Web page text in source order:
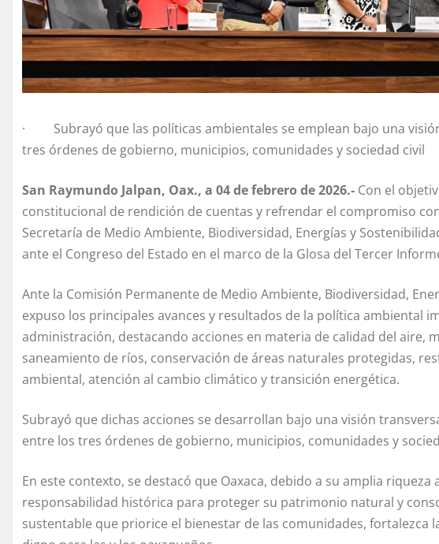
· Subrayó que las políticas ambientales se emplean bajo una
tres órdenes de gobierno, municipios, comunidades y sociedad civil
San Raymundo Jalpan, Oax., a 04 de febrero de 2026.- Con el
constitucional de rendición de cuentas y refrendar el compromiso
Secretaría de Medio Ambiente, Biodiversidad, Energías y
ante el Congreso del Estado en el marco de la Glosa del Tercer
Ante la Comisión Permanente de Medio Ambiente, Biodiversidad,
expuso los principales avances y resultados de la política ambiental
administración, destacando acciones en materia de calidad del aire,
saneamiento de ríos, conservación de áreas naturales protegidas,
ambiental, atención al cambio climático y transición energética.
Subrayó que dichas acciones se desarrollan bajo una visión
entre los tres órdenes de gobierno, municipios, comunidades y
En este contexto, se destacó que Oaxaca, debido a su amplia
responsabilidad histórica para proteger su patrimonio natural y
sustentable que priorice el bienestar de las comunidades, fortalezca